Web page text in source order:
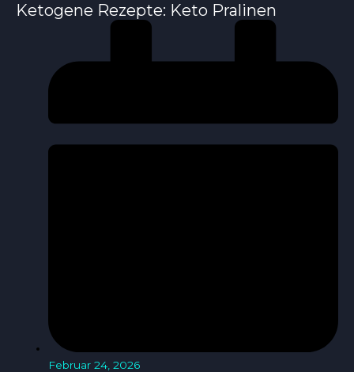
Ketogene Rezepte: Keto Pralinen
Februar 24, 2026